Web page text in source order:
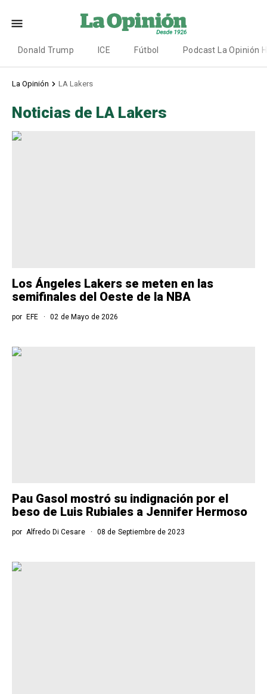
Donald Trump ICE Fútbol Podcast La Opinión
La Opinión LA Lakers
Noticias de LA Lakers
Los Ángeles Lakers se meten en las
semifinales del Oeste de la NBA
por EFE 02 de Mayo de 2026
Pau Gasol mostró su indignación por el
beso de Luis Rubiales a Jennifer Hermoso
por Alfredo Di Cesare 08 de Septiembre de 2023